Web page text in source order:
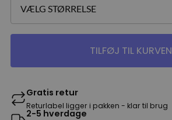
TILFØJ TIL KURVEN
Gratis retur
Returlabel ligger i pakken - klar til brug
2-5 hverdage